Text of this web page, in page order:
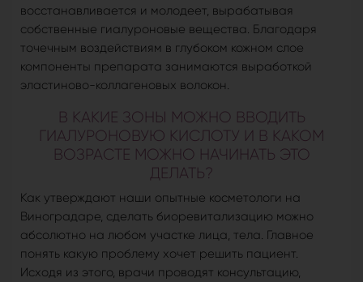
восстанавливается и молодеет, вырабатывая
собственные гиалуроновые вещества. Благодаря
точечным воздействиям в глубоком кожном слое
компоненты препарата занимаются выработкой
эластиново-коллагеновых волокон.
В КАКИЕ ЗОНЫ МОЖНО ВВОДИТЬ
ГИАЛУРОНОВУЮ КИСЛОТУ И В КАКОМ
ВОЗРАСТЕ МОЖНО НАЧИНАТЬ ЭТО
ДЕЛАТЬ?
Как утверждают наши опытные косметологи на
Виноградаре, сделать биоревитализацию можно
абсолютно на любом участке лица, тела. Главное
понять какую проблему хочет решить пациент.
Исходя из этого, врачи проводят консультацию,